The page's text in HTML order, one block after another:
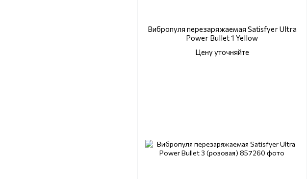
Вибропуля перезаряжаемая Satisfyer Ultra
Power Bullet 1 Yellow
Цену уточняйте